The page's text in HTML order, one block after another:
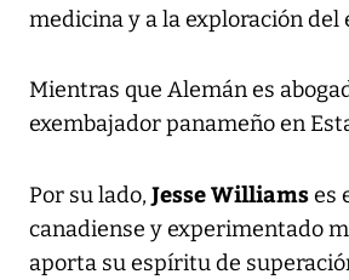
medicina y a la exploración del
Mientras que Alemán es
exembajador panameño en
Por su lado, Jesse Williamses
canadiense y experimentado
aporta su espíritu de